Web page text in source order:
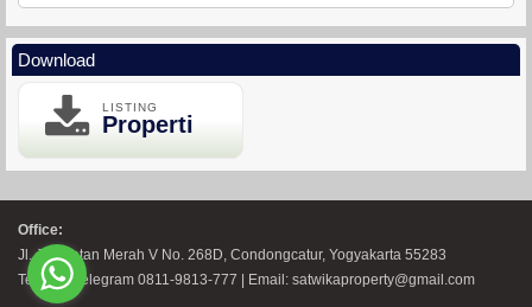
Download
LISTING
Properti
Office:
Jl. Jembatan Merah V No. 268D, Condongcatur, Yogyakarta 55283
Telp WA Telegram 0811-9813-777 | Email: satwikaproperty@gmail.com